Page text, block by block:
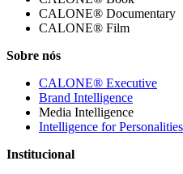
CALONE® Documentary
CALONE® Film
Sobre nós
CALONE® Executive
Brand Intelligence
Media Intelligence
Intelligence for Personalities
Institucional